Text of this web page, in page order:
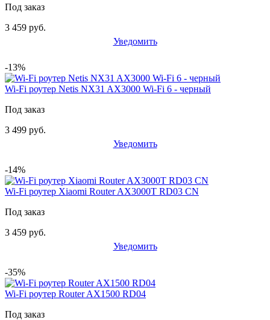
Под заказ
3 459 руб.
Уведомить
-13%
Wi-Fi роутер Netis NX31 AX3000 Wi-Fi 6 - черный
Под заказ
3 499 руб.
Уведомить
-14%
Wi-Fi роутер Xiaomi Router AX3000T RD03 CN
Под заказ
3 459 руб.
Уведомить
-35%
Wi-Fi роутер Router AX1500 RD04
Под заказ